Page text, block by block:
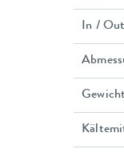
In /
Gewicht